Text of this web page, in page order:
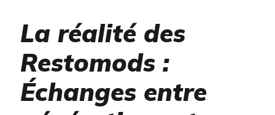
La réalité des
Restomods :
Échanges entre